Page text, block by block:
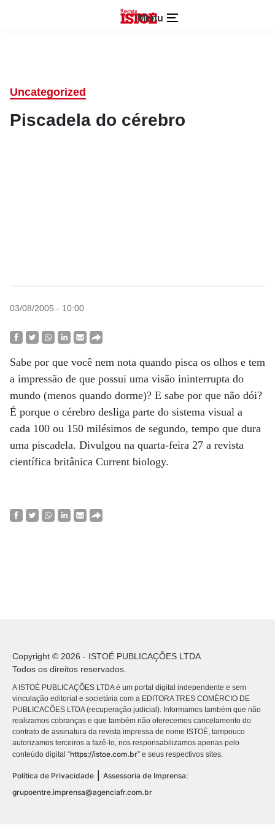
Menu
Uncategorized
Piscadela do cérebro
03/08/2005 - 10:00
Sabe por que você nem nota quando pisca os olhos e tem
a impressão de que possui uma visão ininterrupta do
mundo (menos quando dorme)? E sabe por que não dói?
É porque o cérebro desliga parte do sistema visual a
cada 100 ou 150 milésimos de segundo, tempo que dura
uma piscadela. Divulgou na quarta-feira 27 a revista
científica britânica Current biology.
Copyright © 2026 - ISTOÉ PUBLICAÇÕES LTDA
Todos os direitos reservados.
A ISTOÉ PUBLICAÇÕES LTDA é um portal digital independente e sem
vinculação editorial e societária com a EDITORA TRES COMÉRCIO DE
PUBLICACÕES LTDA (recuperação judicial). Informamos também que não
realizamos cobranças e que também não oferecemos cancelamento do
contrato de assinatura da revista impressa de nome ISTOÉ, tampouco
autorizamos terceiros a fazê-lo, nos responsabilizamos apenas pelo
conteúdo digital “https://istoe.com.br” e seus respectivos sites.
Política de Privacidade
Assessoria de Imprensa:
grupoentre.imprensa@agenciafr.com.br